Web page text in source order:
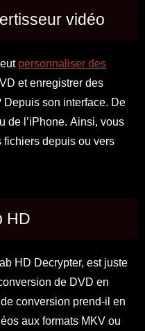
vidéo
personnaliser des
et enregistrer des
Depuis son interface. De
de l’iPhone. Ainsi, vous
fichiers depuis ou vers
HD
HD Decrypter, est juste
de DVD en
conversion prend-il en
aux formats MKV ou